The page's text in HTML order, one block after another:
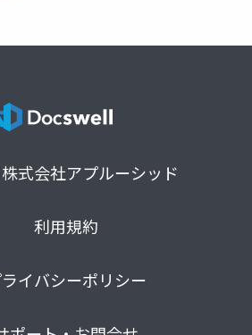
式会社アプルーシッド
利用規約
イバシーポリシー